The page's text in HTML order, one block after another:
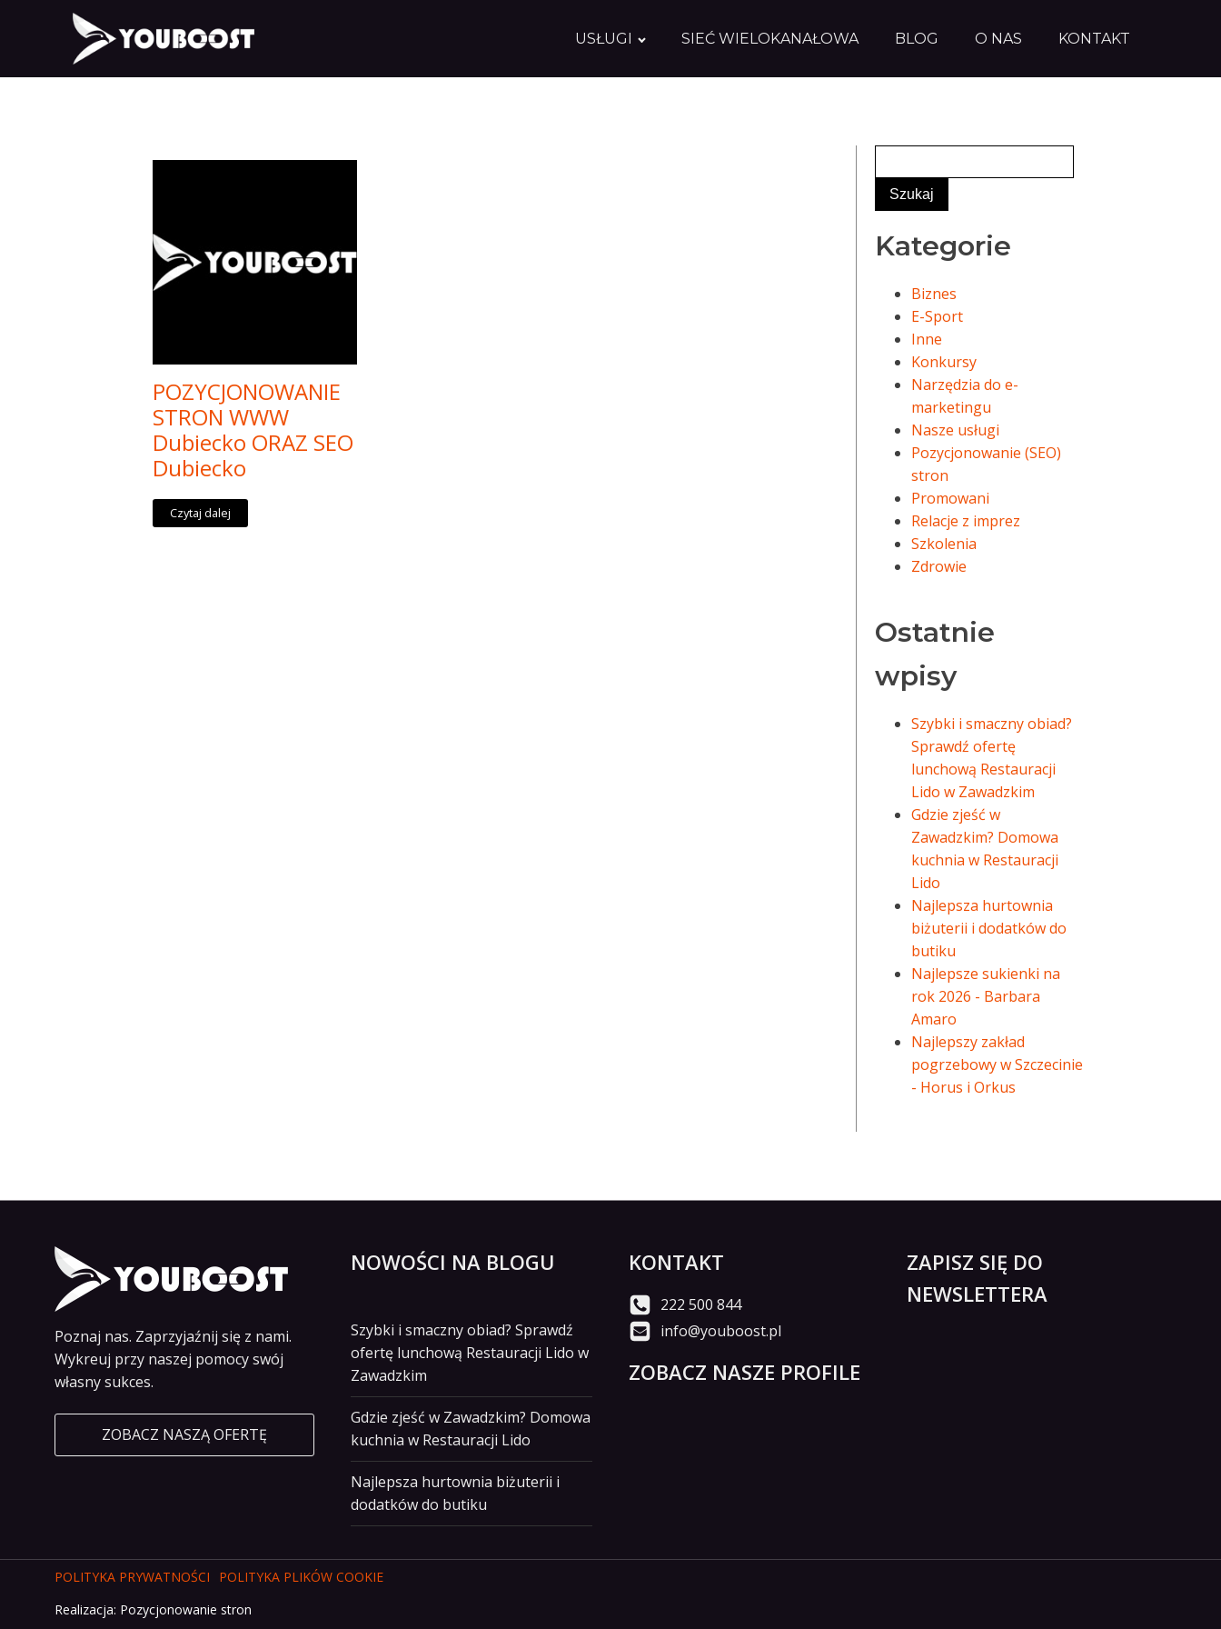
USŁUGI SIEĆ WIELOKANAŁOWA BLOG O NAS KONTAKT
POZYCJONOWANIE
STRON WWW
Dubiecko ORAZ SEO
Dubiecko
Czytaj dalej
Kategorie
Biznes
E-Sport
Inne
Konkursy
Narzędzia do e-
marketingu
Nasze usługi
Pozycjonowanie (SEO)
stron
Promowani
Relacje z imprez
Szkolenia
Zdrowie
Ostatnie
wpisy
Szybki i smaczny obiad?
Sprawdź ofertę
lunchową Restauracji
Lido w Zawadzkim
Gdzie zjeść w
Zawadzkim? Domowa
kuchnia w Restauracji
Lido
Najlepsza hurtownia
biżuterii i dodatków do
butiku
Najlepsze sukienki na
rok 2026 - Barbara
Amaro
Najlepszy zakład
pogrzebowy w Szczecinie
- Horus i Orkus
Poznaj nas. Zaprzyjaźnij się z nami.
Wykreuj przy naszej pomocy swój
własny sukces.
ZOBACZ NASZĄ OFERTĘ
NOWOŚCI NA BLOGU
Szybki i smaczny obiad? Sprawdź
ofertę lunchową Restauracji Lido w
Zawadzkim
Gdzie zjeść w Zawadzkim? Domowa
kuchnia w Restauracji Lido
Najlepsza hurtownia biżuterii i
dodatków do butiku
KONTAKT
222 500 844
info@youboost.pl
ZOBACZ NASZE PROFILE
ZAPISZ SIĘ DO
NEWSLETTERA
POLITYKA PRYWATNOŚCI
POLITYKA PLIKÓW COOKIE
Realizacja: Pozycjonowanie stron